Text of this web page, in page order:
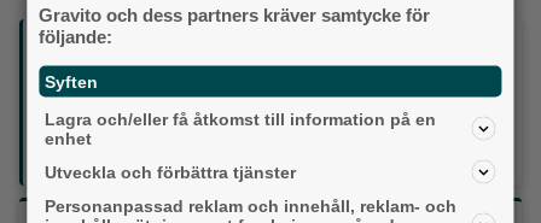
Följ oss på sociala medier:
Din enda lokaltidning som kommer på papper och är helt
GRATIS!
Lokalpressen, på webben, i brevlådan och sociala medier.
Gravito och dess partners kräver samtycke för
följande:
Syften
Lagra och/eller få åtkomst till information på en
enhet
Utveckla och förbättra tjänster
Personanpassad reklam och innehåll, reklam- och